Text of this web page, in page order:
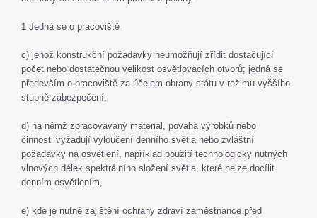
1 Jedná se o pracoviště
c) jehož konstrukční požadavky neumožňují zřídit dostačující
počet nebo dostatečnou velikost osvětlovacích otvorů; jedná se
především o pracoviště za účelem obrany státu v režimu vyššího
stupně zabezpečení,
d) na němž zpracovávaný materiál, povaha výrobků nebo
činnosti vyžadují vyloučení denního světla nebo zvláštní
požadavky na osvětlení, například použití technologicky nutných
vlnových délek spektrálního složení světla, které nelze docílit
denním osvětlením,
e) kde je nutné zajištění ochrany zdraví zaměstnance před